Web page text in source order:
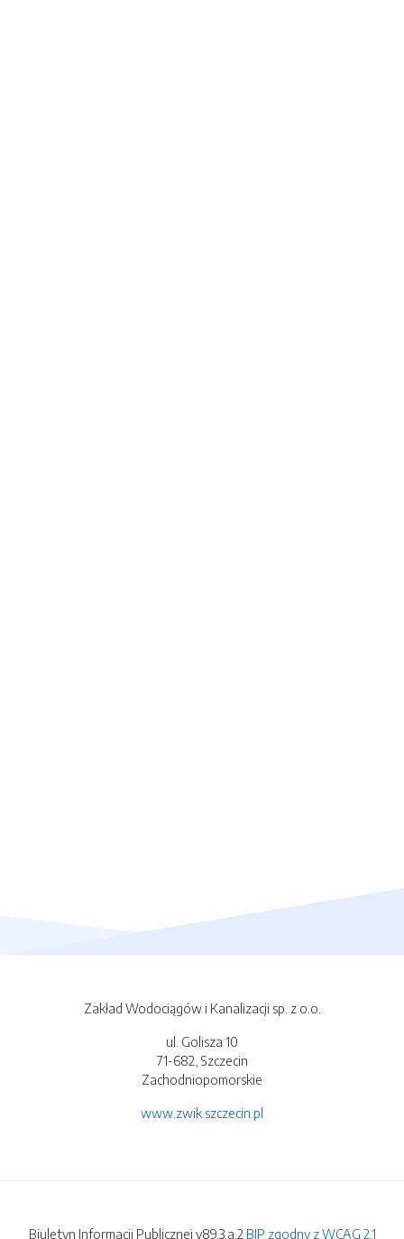
Zakład Wodociągów i Kanalizacji sp. z o.o.
ul. Golisza 10
71-682, Szczecin
Zachodniopomorskie
www.zwik.szczecin.pl
Biuletyn Informacji Publicznej v89.3.a.2 BIP zgodny z WCAG 2.1